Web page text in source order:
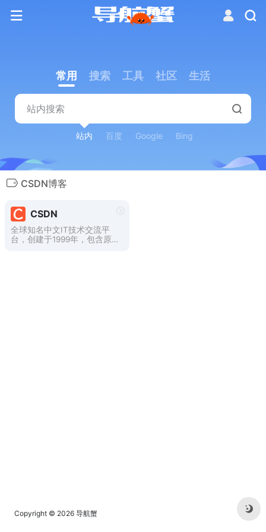
常用 搜索 工具 社区 生活
站内 百度 Google Bing
CSDN博客
CSDN
全球知名中文IT技术交流平
台，创建于1999年，包含原创
Copyright © 2026 导航蟹